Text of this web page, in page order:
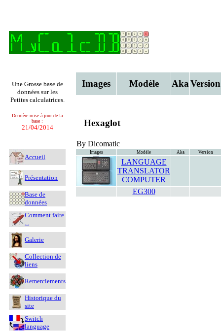
Une Grosse base de
données sur les
Petites calculatrices.
Dernière mise à jour de la
base :
21/04/2014
Accueil
Présentation
Base de
données
Comment faire
...
Galerie
Collection de
liens
Remerciements
Historique du
site
Switch
language
Images Modèle AkaVersion
Hexaglot
By Dicomatic
Images Modèle Aka Version
LANGUAGE
TRANSLATOR
COMPUTER
EG300